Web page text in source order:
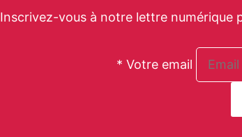
Inscrivez-vous à notre lettre numérique
* Votre email